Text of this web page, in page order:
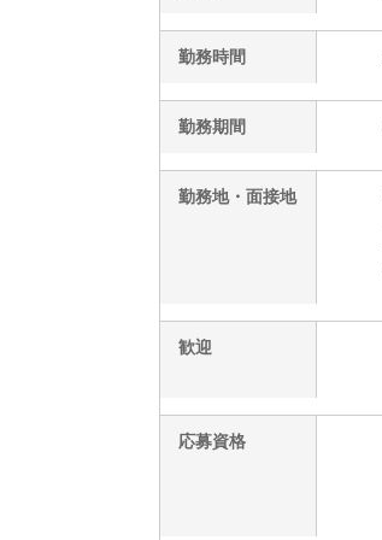
勤務時間
勤務期間
勤務地・面接地
歓迎
応募資格